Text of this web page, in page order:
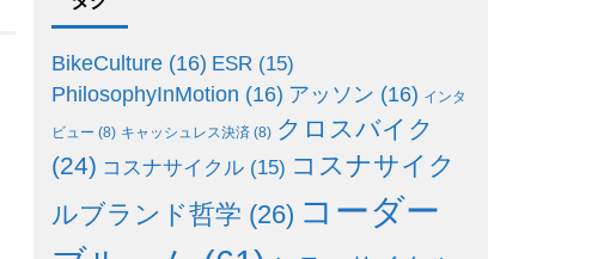
BikeCulture (16) ESR (15)
PhilosophyInMotion (16) アッソン (16) インタ
ビュー (8) キャッシュレス決済 (8) クロスバイク
(24) コスナサイクル (15) コスナサイク
ルブランド哲学 (26) コーダー